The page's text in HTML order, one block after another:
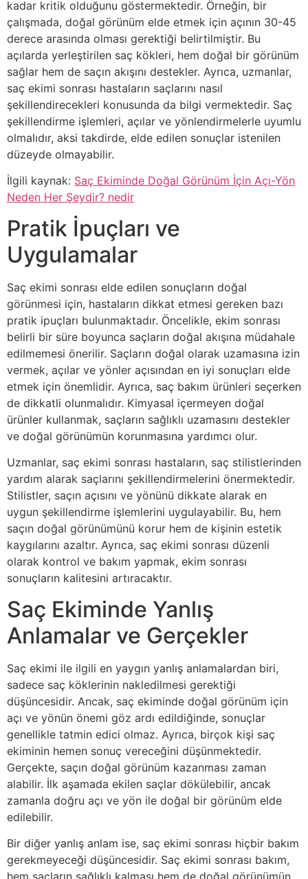
kadar kritik olduğunu göstermektedir. Örneğin, bir
çalışmada, doğal görünüm elde etmek için açının 30-45
derece arasında olması gerektiği belirtilmiştir. Bu
açılarda yerleştirilen saç kökleri, hem doğal bir görünüm
sağlar hem de saçın akışını destekler. Ayrıca, uzmanlar,
saç ekimi sonrası hastaların saçlarını nasıl
şekillendirecekleri konusunda da bilgi vermektedir. Saç
şekillendirme işlemleri, açılar ve yönlendirmelerle uyumlu
olmalıdır, aksi takdirde, elde edilen sonuçlar istenilen
düzeyde olmayabilir.
İlgili kaynak: Saç Ekiminde Doğal Görünüm İçin Açı-Yön
Neden Her Şeydir? nedir
Pratik İpuçları ve
Uygulamalar
Saç ekimi sonrası elde edilen sonuçların doğal
görünmesi için, hastaların dikkat etmesi gereken bazı
pratik ipuçları bulunmaktadır. Öncelikle, ekim sonrası
belirli bir süre boyunca saçların doğal akışına müdahale
edilmemesi önerilir. Saçların doğal olarak uzamasına izin
vermek, açılar ve yönler açısından en iyi sonuçları elde
etmek için önemlidir. Ayrıca, saç bakım ürünleri seçerken
de dikkatli olunmalıdır. Kimyasal içermeyen doğal
ürünler kullanmak, saçların sağlıklı uzamasını destekler
ve doğal görünümün korunmasına yardımcı olur.
Uzmanlar, saç ekimi sonrası hastaların, saç stilistlerinden
yardım alarak saçlarını şekillendirmelerini önermektedir.
Stilistler, saçın açısını ve yönünü dikkate alarak en
uygun şekillendirme işlemlerini uygulayabilir. Bu, hem
saçın doğal görünümünü korur hem de kişinin estetik
kaygılarını azaltır. Ayrıca, saç ekimi sonrası düzenli
olarak kontrol ve bakım yapmak, ekim sonrası
sonuçların kalitesini artıracaktır.
Saç Ekiminde Yanlış
Anlamalar ve Gerçekler
Saç ekimi ile ilgili en yaygın yanlış anlamalardan biri,
sadece saç köklerinin nakledilmesi gerektiği
düşüncesidir. Ancak, saç ekiminde doğal görünüm için
açı ve yönün önemi göz ardı edildiğinde, sonuçlar
genellikle tatmin edici olmaz. Ayrıca, birçok kişi saç
ekiminin hemen sonuç vereceğini düşünmektedir.
Gerçekte, saçın doğal görünüm kazanması zaman
alabilir. İlk aşamada ekilen saçlar dökülebilir, ancak
zamanla doğru açı ve yön ile doğal bir görünüm elde
edilebilir.
Bir diğer yanlış anlam ise, saç ekimi sonrası hiçbir bakım
gerekmeyeceği düşüncesidir. Saç ekimi sonrası bakım,
hem saçların sağlıklı kalması hem de doğal görünümün